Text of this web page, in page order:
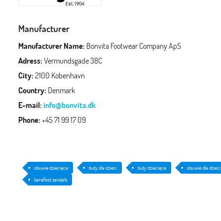
Manufacturer
Manufacturer Name: Bonvita Footwear Company ApS
Adress:Vermundsgade 38C
City:2100 Kobenhavn
Country: Denmark
E-mail:info@bonvita.dk
Phone:+45 71 99 17 09
obuwie dziecięce buty dla dzieci buty dziecięce obuwie dla dzieci
barefoot sandals